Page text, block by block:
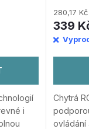
i
280,17
339
Chytrá
ovládání